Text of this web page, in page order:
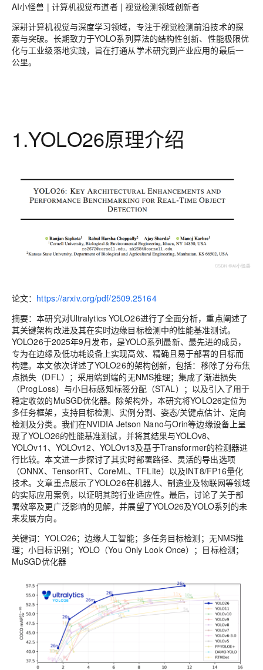
AI小怪兽 | 计算机视觉布道者 | 视觉检测领域创新者
深耕计算机视觉与深度学习领域，专注于视觉检测前沿技术的探
索与突破。长期致力于YOLO系列算法的结构性创新、性能极限优
化与工业级落地实践，旨在打通从学术研究到产业应用的最后一
公里。
1.YOLO26原理介绍
论文： https://arxiv.org/pdf/2509.25164
摘要：本研究对Ultralytics YOLO26进行了全面分析，重点阐述了
其关键架构改进及其在实时边缘目标检测中的性能基准测试。
YOLO26于2025年9月发布，是YOLO系列最新、最先进的成员，
专为在边缘及低功耗设备上实现高效、精确且易于部署的目标而
构建。本文依次详述了YOLO26的架构创新，包括：移除了分布焦
点损失（DFL）；采用端到端的无NMS推理；集成了渐进损失
（ProgLoss）与小目标感知标签分配（STAL）；以及引入了用于
稳定收敛的MuSGD优化器。除架构外，本研究将YOLO26定位为
多任务框架，支持目标检测、实例分割、姿态/关键点估计、定向
检测及分类。我们在NVIDIA Jetson Nano与Orin等边缘设备上呈
现了YOLO26的性能基准测试，并将其结果与YOLOv8、
YOLOv11、YOLOv12、YOLOv13及基于Transformer的检测器进
行比较。本文进一步探讨了其实时部署路径、灵活的导出选项
（ONNX、TensorRT、CoreML、TFLite）以及INT8/FP16量化
技术。文章重点展示了YOLO26在机器人、制造业及物联网等领域
的实际应用案例，以证明其跨行业适应性。最后，讨论了关于部
署效率及更广泛影响的见解，并展望了YOLO26及YOLO系列的未
来发展方向。
关键词：YOLO26；边缘人工智能；多任务目标检测；无NMS推
理；小目标识别；YOLO（You Only Look Once）；目标检测；
MuSGD优化器